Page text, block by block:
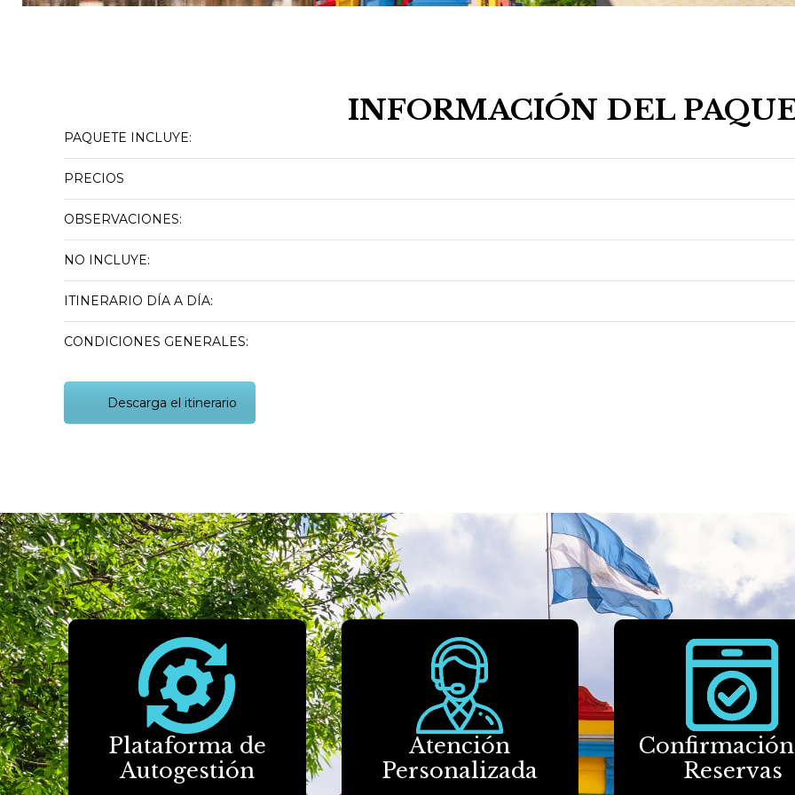
INFORMACIÓN DEL
PAQUETE INCLUYE:
PRECIOS
OBSERVACIONES:
NO INCLUYE:
ITINERARIO DÍA A DÍA:
CONDICIONES GENERALES:
Descarga el itinerario
Plataforma de
Autogestión
Atención
Personalizada
Reservas